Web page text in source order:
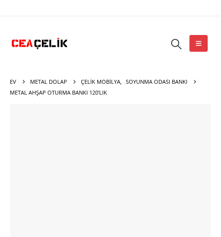
EV METAL DOLAP ÇELIK MOBILYA, SOYUNMA ODASI BANKI
METAL AHŞAP OTURMA BANKI 120’LIK